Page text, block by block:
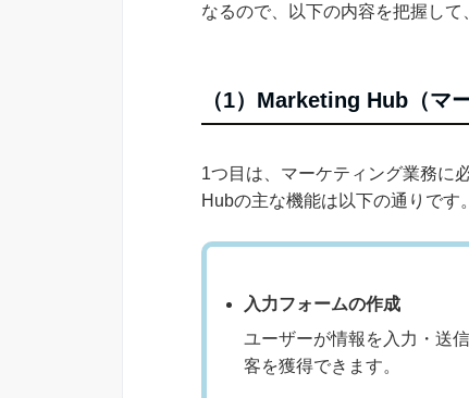
なるので、以下の内容を把握して
（1）Marketing Hub（マ
1つ目は、マーケティング業務に
Hubの主な機能は以下の通りです。
入力フォームの作成
ユーザーが情報を入力・送
客を獲得できます。